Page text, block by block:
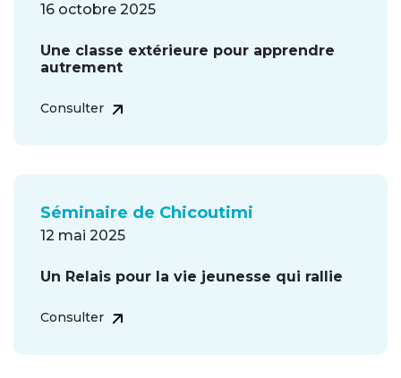
16 octobre 2025
Une classe extérieure pour apprendre
autrement
Consulter
Séminaire de Chicoutimi
12 mai 2025
Un Relais pour la vie jeunesse qui rallie
Consulter